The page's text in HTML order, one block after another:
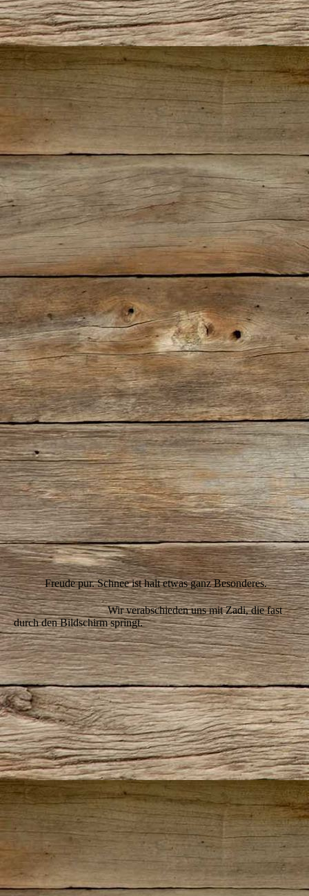
IMG_0490(2)
IMG_0508(2)
IMG_0516(2)
IMG_0617(2)
IMG_0622(2)
IMG_0623(2)
IMG_9302
IMG_9332
IMG_9343
IMG_9354
IMG_9373(2)
IMG_9380
IMG_9395
IMG_9398
IMG_9400(2)
IMG_9405
IMG_9413(2)
IMG_9438
IMG_9449
IMG_9450
IMG_9459
Freude pur. Schnee ist halt etwas ganz Besonderes.
Wir verabschieden uns mit Zadi, die fast
durch den Bildschirm springt.